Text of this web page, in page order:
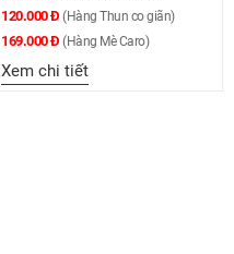
120.000 Đ (Hàng Thun co giãn)
169.000 Đ (Hàng Mè Caro)
Xem chi tiết